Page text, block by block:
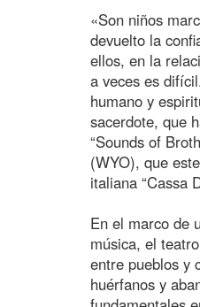
«Son niños
devuelto la
ellos, en la
a veces es
humano y
sacerdote, que
“Sounds of
(WYO), que
italiana “Cassa
En el marco de
música, el
entre pueblos y
huérfanos y